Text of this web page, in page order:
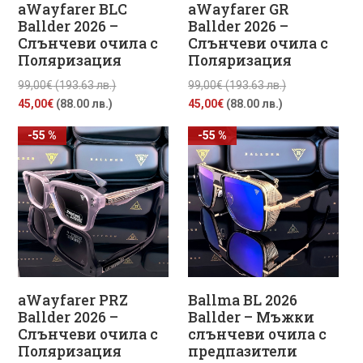
aWayfarer BLC
Ballder 2026 –
Слънчеви очила с
Поляризация
99,00€(193.63 лв.)Original
99,00€
(193.63
лв.).
45,00€ (88.00 лв.)
е:
45,00€
(88.00
лв.).
aWayfarer GR
Ballder 2026 –
Слънчеви очила с
Поляризация
99,00€(193.63 лв.)Original
99,00€
(193.63
лв.).
45,00€ (88.00 лв.)
е:
45,00€
(88.00
лв.).
aWayfarer PRZ
Ballder 2026 –
Слънчеви очила с
Поляризация
-55 %
Ballma BL 2026
Ballder – Мъжки
слънчеви очила с
предпазители
-55 %